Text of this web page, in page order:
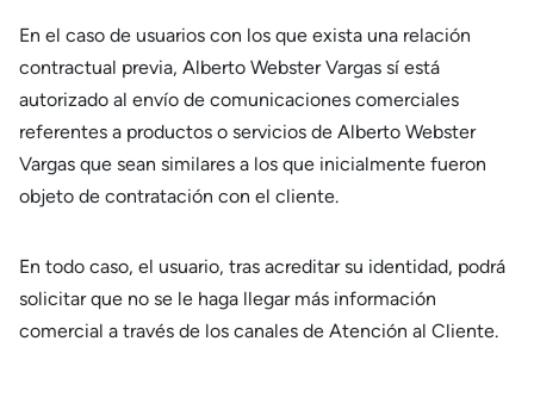
En el caso de usuarios con los que exista una relación
contractual previa, Alberto Webster Vargas sí está
autorizado al envío de comunicaciones comerciales
referentes a productos o servicios de Alberto Webster
Vargas que sean similares a los que inicialmente fueron
objeto de contratación con el cliente.
En todo caso, el usuario, tras acreditar su identidad, podrá
solicitar que no se le haga llegar más información
comercial a través de los canales de Atención al Cliente.